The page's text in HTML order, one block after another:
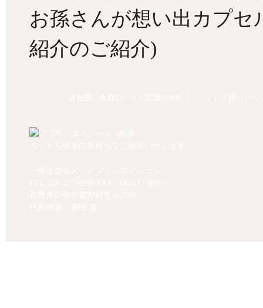
お孫さんが想い出カプセ
紹介のご紹介)